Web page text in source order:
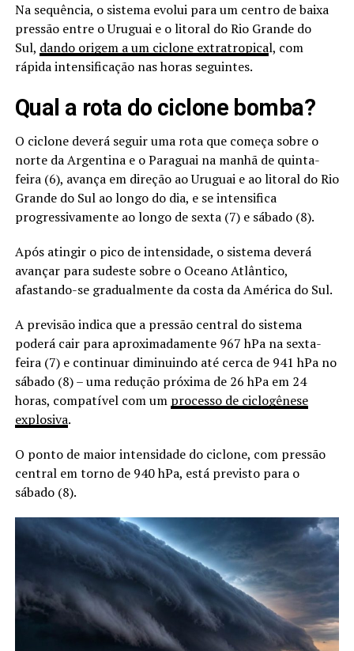
Na sequência, o sistema evolui para um centro de baixa
pressão entre o Uruguai e o litoral do Rio Grande do
Sul, dando origem a um ciclone extratropical, com
rápida intensificação nas horas seguintes.
Qual a rota do ciclone bomba?
O ciclone deverá seguir uma rota que começa sobre o
norte da Argentina e o Paraguai na manhã de quinta-
feira (6), avança em direção ao Uruguai e ao litoral do Rio
Grande do Sul ao longo do dia, e se intensifica
progressivamente ao longo de sexta (7) e sábado (8).
Após atingir o pico de intensidade, o sistema deverá
avançar para sudeste sobre o Oceano Atlântico,
afastando-se gradualmente da costa da América do Sul.
A previsão indica que a pressão central do sistema
poderá cair para aproximadamente 967 hPa na sexta-
feira (7) e continuar diminuindo até cerca de 941 hPa no
sábado (8) – uma redução próxima de 26 hPa em 24
horas, compatível com um processo de ciclogênese
explosiva.
O ponto de maior intensidade do ciclone, com pressão
central em torno de 940 hPa, está previsto para o
sábado (8).